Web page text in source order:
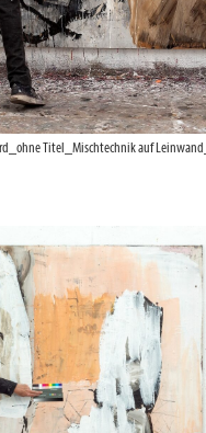
Titel_Mischtechnik auf